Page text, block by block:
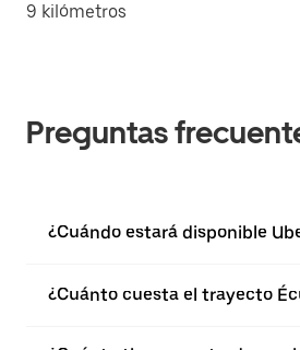
9 kilómetros
Preguntas
¿Cuándo estará disponible
¿Cuánto cuesta el trayecto